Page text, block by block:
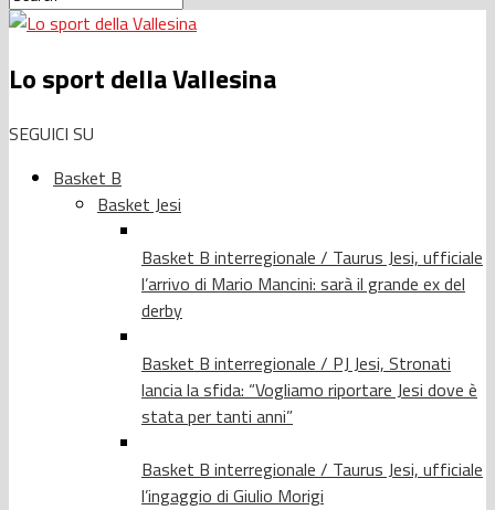
Lo sport della Vallesina
SEGUICI SU
Basket B
Basket Jesi
Basket B interregionale / Taurus Jesi, ufficiale
l’arrivo di Mario Mancini: sarà il grande ex del
derby
Basket B interregionale / PJ Jesi, Stronati
lancia la sfida: “Vogliamo riportare Jesi dove è
stata per tanti anni”
Basket B interregionale / Taurus Jesi, ufficiale
l’ingaggio di Giulio Morigi